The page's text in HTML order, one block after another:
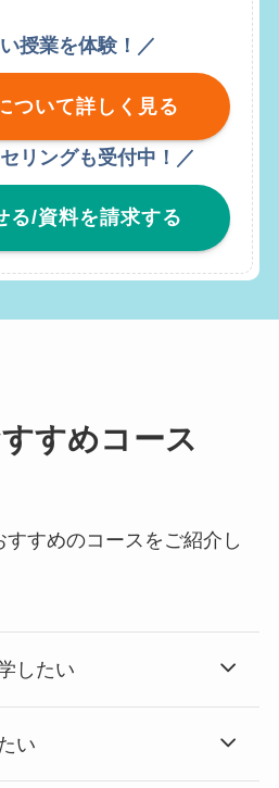
授業を体験！／
ついて詳しく見る
リングも受付中！／
る/資料を請求する
すめコース
すめのコースをご紹介し
したい
い